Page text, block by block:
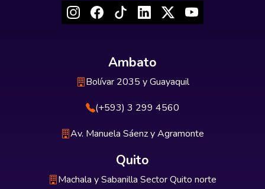
Ambato
Bolívar 2035 y Guayaquil
(+593) 3 299 4560
Av. Manuela Sáenz y Agramonte
Quito
Machala y Sabanilla Sector Quito norte